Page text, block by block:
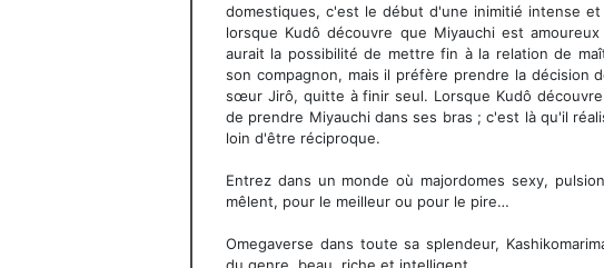
domestiques, c'est le début d'une inimitié intense
lorsque Kudô découvre que Miyauchi est
aurait la possibilité de mettre fin à la relation de
son compagnon, mais il préfère prendre la décision
sœur Jirô, quitte à finir seul. Lorsque Kudô
de prendre Miyauchi dans ses bras ; c'est là qu'il
loin d'être réciproque.
Entrez dans un monde où majordomes sexy,
mêlent, pour le meilleur ou pour le pire…
Omegaverse dans toute sa splendeur,